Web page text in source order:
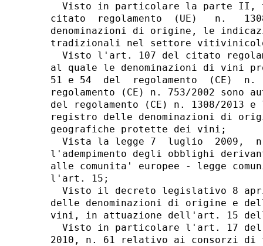
Visto in particolare la parte II,
citato  regolamento  (UE)   n.
denominazioni di origine, le
tradizionali nel settore
Visto l'art. 107 del citato
al quale le denominazioni di
51 e 54  del  regolamento  (CE)
regolamento (CE) n. 753/2002
del regolamento (CE) n. 1308/
registro delle denominazioni di
geografiche protette dei vini;
Vista la legge 7  luglio  2009,
l'adempimento degli obblighi
alle comunita' europee - legge
l'art. 15;
Visto il decreto legislativo 8
delle denominazioni di origine e
vini, in attuazione dell'art. 15
Visto in particolare l'art. 17
2010, n. 61 relativo ai consorzi